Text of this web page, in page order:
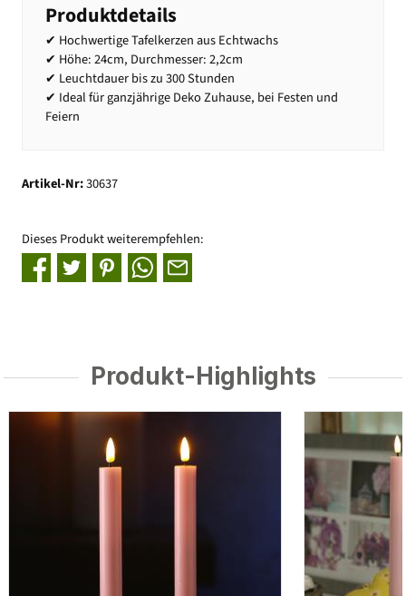
Produktdetails
✔ Hochwertige Tafelkerzen aus Echtwachs
✔ Höhe: 24cm, Durchmesser: 2,2cm
✔ Leuchtdauer bis zu 300 Stunden
✔ Ideal für ganzjährige Deko Zuhause, bei Festen und
Feiern
Artikel-Nr:30637
Dieses Produkt weiterempfehlen:
Produkt-Highlights